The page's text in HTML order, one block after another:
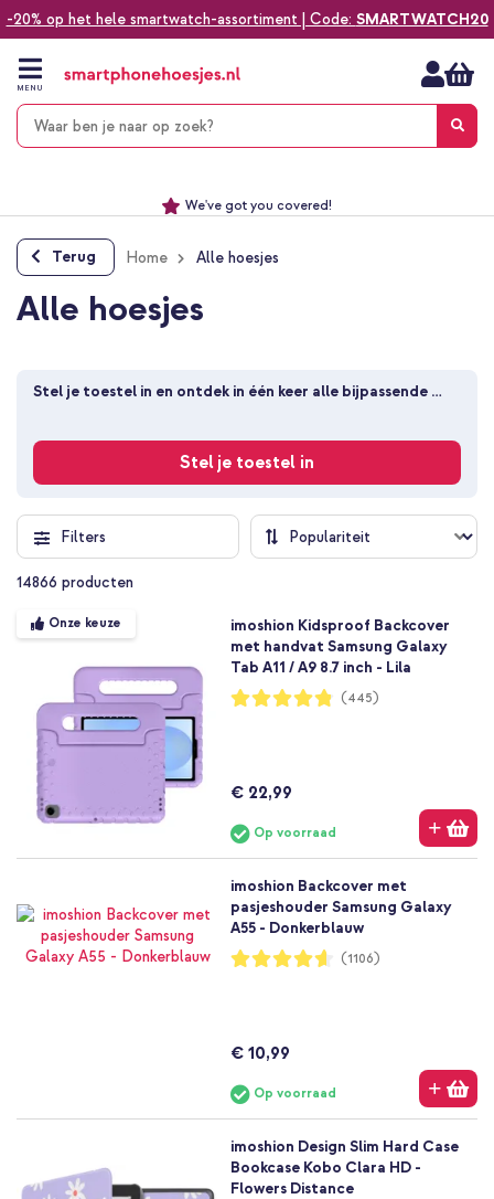
-20% op het hele smartwatch-assortiment | Code: SMARTWATCH20
naar
inhoud
MENU
Alles voor jouw telefoon, tablet, smartwatch of laptop
We've got you covered!
Terug Home Alle hoesjes
Alle hoesjes
Stel je toestel in en ontdek in één keer alle bijpassende
Stel je toestel in
Filters
14866 producten
Onze keuze
imoshion Kidsproof Backcover
met handvat Samsung Galaxy
Tab A11 / A9 8.7 inch - Lila
Waardering:
96%
(445)
€ 22,99
Op voorraad
imoshion Backcover met
pasjeshouder Samsung Galaxy
A55 - Donkerblauw
Waardering:
92%
(1106)
€ 10,99
Op voorraad
imoshion Design Slim Hard Case
Bookcase Kobo Clara HD -
Flowers Distance